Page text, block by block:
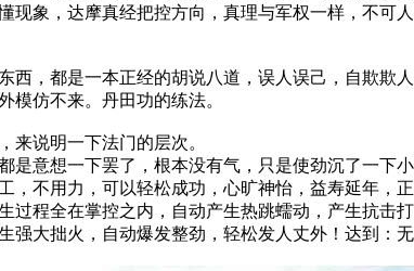
现象，达摩真经把控方向，真理与军权一样，不
，都是一本正经的胡说八道，误人误己，自欺欺
模仿不来。丹田功的练法。
说明一下法门的层次。
是意想一下罢了，根本没有气，只是使劲沉了一下小
，不用力，可以轻松成功，心旷神怡，益寿延年，正
过程全在掌控之内，自动产生热跳蠕动，产生抗击打
强大拙火，自动爆发整劲，轻松发人丈外！达到：无